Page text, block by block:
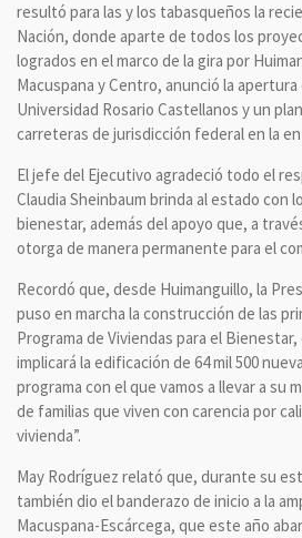
resultó para las y los tabasqueños la
Nación, donde aparte de todos los
logrados en el marco de la gira por
Macuspana y Centro, anunció la apertura
Universidad Rosario Castellanos y un
carreteras de jurisdicción federal en la
El jefe del Ejecutivo agradeció todo el
Claudia Sheinbaum brinda al estado con
bienestar, además del apoyo que, a
otorga de manera permanente para el
Recordó que, desde Huimanguillo, la
puso en marcha la construcción de las
Programa de Viviendas para el
implicará la edificación de 64 mil 500
programa con el que vamos a llevar a su
de familias que viven con carencia por
vivienda”.
May Rodríguez relató que, durante su
también dio el banderazo de inicio a la
Macuspana-Escárcega, que este año